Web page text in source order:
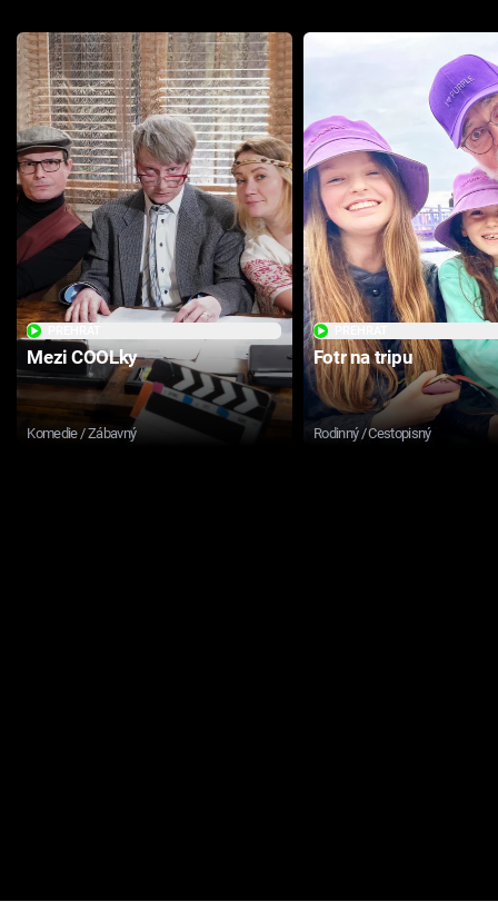
Mezi COOLky
Komedie / Zábavný
Fotr na tripu
Rodinný / Cestopisný